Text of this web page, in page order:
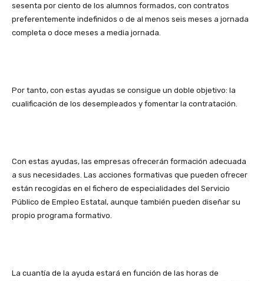
sesenta por ciento de los alumnos formados, con contratos
preferentemente indefinidos o de al menos seis meses a jornada
completa o doce meses a media jornada.
Por tanto, con estas ayudas se consigue un doble objetivo: la
cualificación de los desempleados y fomentar la contratación.
Con estas ayudas, las empresas ofrecerán formación adecuada
a sus necesidades. Las acciones formativas que pueden ofrecer
están recogidas en el fichero de especialidades del Servicio
Público de Empleo Estatal, aunque también pueden diseñar su
propio programa formativo.
La cuantía de la ayuda estará en función de las horas de